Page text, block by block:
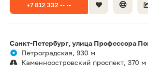
+7 812 332 •• ••
Санкт-Петербург, улица Профессора
Петроградская, 930 м
Каменноостровский проспект, 370 м